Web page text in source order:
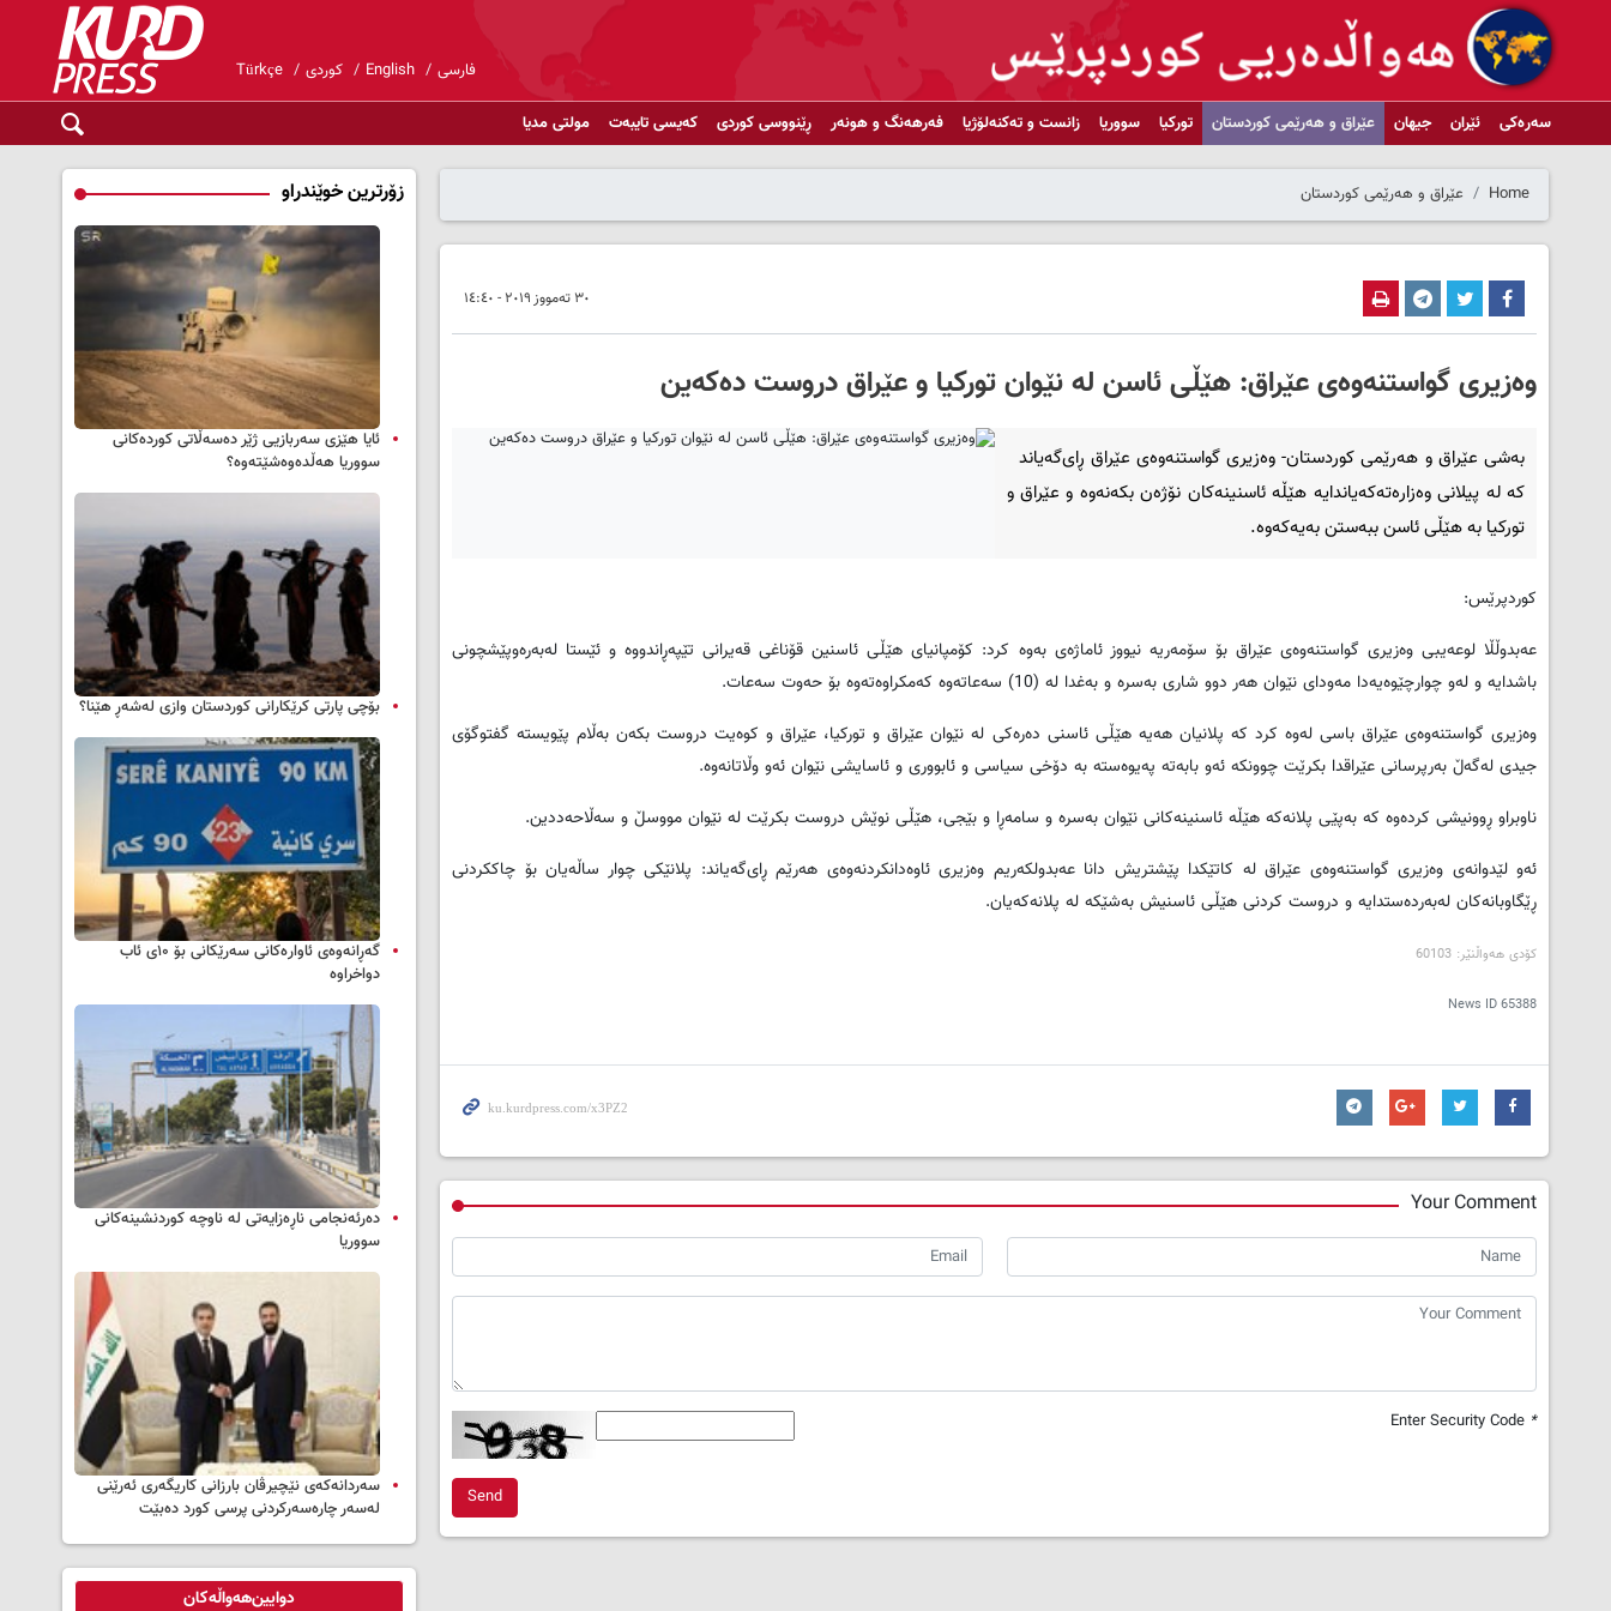
فارسی English کوردی Türkçe
سەرەکی ئێران جیهان عێراق و هەرێمی کوردستان تورکیا سووریا زانست و تەکنەلۆژیا فەرهەنگ و هونەر ڕێنووسی کوردی کەیسی تایبەت مولتی مدیا
Home عێراق و هەرێمی کوردستان
٣٠ تەمووز ٢٠١٩ - ١٤:٤٠
وه‌زیری گواستنه‌وه‌ی عێراق: هێڵی ئاسن له‌ نێوان تورکیا و عێراق دروست ده‌که‌ین
به‌شی عێراق و هه‌رێمی کوردستان- وه‌زیری گواستنه‌وه‌ی عێراق ڕای‌گه‌یاند
که‌ له‌ پیلانی وه‌زاره‌ته‌که‌یاندایه‌ هێڵه‌ ئاسنینه‌کان نۆژه‌ن بکه‌نه‌وه‌ و عێراق و
تورکیا به‌ هێڵی ئاسن ببه‌ستن به‌یه‌که‌وه‌.
کوردپرێس:
عه‌بدوڵڵا لوعه‌یبی وه‌زیری گواستنه‌وه‌ی عێراق بۆ سۆمه‌ریه‌ نیووز ئاماژه‌ی به‌وه‌ کرد: كۆمپانیای هێڵی ئاسنین قۆناغی قه‌یرانی تێپه‌ڕاندووه‌ و ئێستا له‌به‌ره‌وپێشچونی
باشدایه‌ و له‌و چوارچێوه‌یه‌دا مه‌ودای نێوان هه‌ر دوو شاری به‌سره‌ و به‌غدا له‌ (10) سه‌عاته‌وه‌ که‌مکراوه‌ته‌وه‌ بۆ حه‌وت سه‌عات.
وه‌زیری گواستنه‌وه‌ی عێراق باسی له‌وه‌ کرد که‌ پلانیان هه‌یه‌ هێڵی ئاسنی ده‌ره‌کی له‌ نێوان عێراق و تورکیا، عێراق و کوه‌یت دروست بکه‌ن به‌ڵام پێویسته‌ گفتوگۆی
جیدی له‌گه‌ڵ به‌رپرسانی عێراقدا بکرێت چوونکه‌ ئه‌و بابه‌ته‌ په‌یوه‌سته‌ به‌ دۆخی سیاسی و ئابووری و ئاسایشی نێوان ئه‌و وڵاتانه‌وه‌.
ناوبراو ڕوونیشی کرده‌وه‌ که‌ به‌پێی پلانه‌که‌ هێڵه‌ ئاسنینه‌کانی نێوان به‌سره‌ و سامه‌ڕا و بێجی، هێڵی نوێش دروست بکرێت له‌ نێوان مووسڵ و سه‌ڵاحه‌ددین.
ئه‌و لێدوانه‌ی وه‌زیری گواستنه‌وه‌ی عێراق له‌ کاتێکدا پێشتریش دانا عه‌بدولکه‌ریم وه‌زیری ئاوه‌دانکردنه‌وه‌ی هه‌رێم ڕای‌گه‌یاند: پلانێکی چوار ساڵه‌یان بۆ چاککردنی
ڕێگاوبانه‌کان له‌به‌رده‌ستدایه‌ و دروست کردنی هێڵی ئاسنیش به‌شێکه‌ له‌ پلانه‌که‌یان.
کۆدی هه‌واڵنێر: 60103
News ID65388
Your Comment
*
Send
زۆرترین خوێندراو
ئایا هێزی سەربازیی ژێر دەسەڵاتی کوردەکانی
سووریا هەڵدەوەشێتەوە؟
بۆچی پارتی کرێکارانی کوردستان وازی لەشەڕ هێنا؟
گەڕانەوەی ئاوارەکانی سەرێکانی بۆ ۱۰ی ئاب
دواخراوە
دەرئەنجامی ناڕەزایەتی لە ناوچە کوردنشینەکانی
سووریا
سه‌ردانه‌کەی نێچیرڤان بارزانی كاریگه‌ری ئه‌رێنی
له‌سه‌ر چاره‌سه‌ركردنی پرسی كورد ده‌بێت
دوایین‌هەواڵەکان